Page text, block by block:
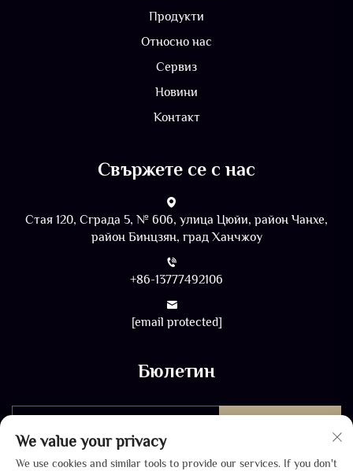
Продукти
Относно нас
Сервиз
Новини
Контакт
Свържете се с нас
Стая 120, Сграда 5, № 606, улица Цюйи, район Чанхе,
район Бинцзян, град Ханчжоу
+86-13777492106
[email protected]
Бюлетин
We value your privacy
We use cookies and similar tools to provide our services. If you don't